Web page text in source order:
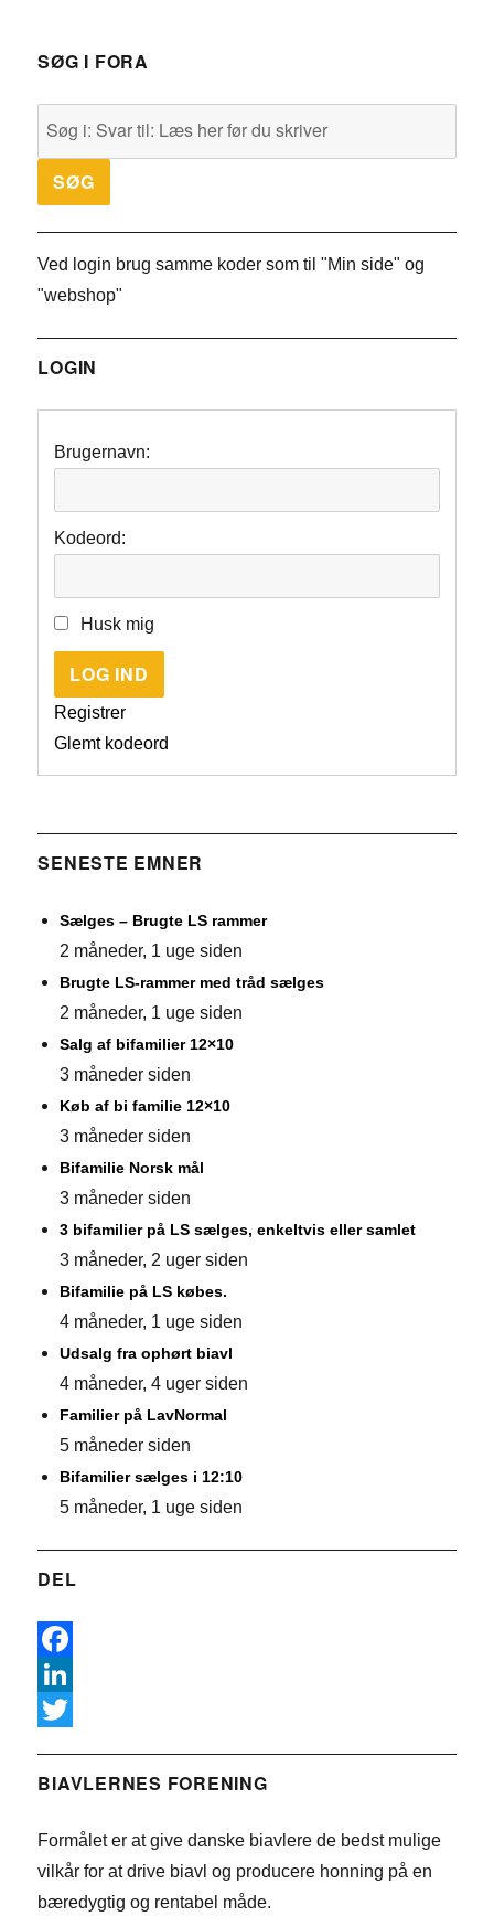
SØG I FORA
Ved login brug samme koder som til "Min side" og
"webshop"
LOGIN
Brugernavn:
Kodeord:
Husk mig
LOG IND
Registrer
Glemt kodeord
SENESTE EMNER
Sælges – Brugte LS rammer
2 måneder, 1 uge siden
Brugte LS-rammer med tråd sælges
2 måneder, 1 uge siden
Salg af bifamilier 12×10
3 måneder siden
Køb af bi familie 12×10
3 måneder siden
Bifamilie Norsk mål
3 måneder siden
3 bifamilier på LS sælges, enkeltvis eller samlet
3 måneder, 2 uger siden
Bifamilie på LS købes.
4 måneder, 1 uge siden
Udsalg fra ophørt biavl
4 måneder, 4 uger siden
Familier på LavNormal
5 måneder siden
Bifamilier sælges i 12:10
5 måneder, 1 uge siden
DEL
F
a
e
o
L
n
e
w
t
BIAVLERNES FORENING
Formålet er at give danske biavlere de bedst mulige
vilkår for at drive biavl og producere honning på en
bæredygtig og rentabel måde.